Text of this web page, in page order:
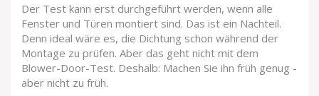
Der Test kann erst durchgeführt werden, wenn alle
Fenster und Türen montiert sind. Das ist ein Nachteil.
Denn ideal wäre es, die Dichtung schon während der
Montage zu prüfen. Aber das geht nicht mit dem
Blower-Door-Test. Deshalb: Machen Sie ihn früh genug -
aber nicht zu früh.